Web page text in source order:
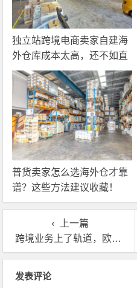
独立站跨境电商卖家自建海
外仓库成本太高，还不如直
接找第三方自营海外仓！
普货卖家怎么选海外仓才靠
谱？这些方法建议收藏！
上一篇
跨境业务上了轨道，欧洲海外仓是你必须跨越的一步
发表评论